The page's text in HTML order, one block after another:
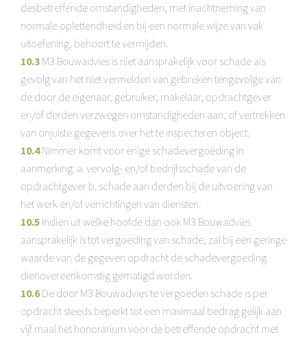
desbetreffende omstandigheden, met inachtneming van
normale oplettendheid en bij een normale wijze van vak
uitoefening, behoort te vermijden.
10.3 M3 Bouwadvies is niet aansprakelijk voor schade als
gevolg van het niet vermelden van gebreken tengevolge van
de door de eigenaar, gebruiker, makelaar, opdrachtgever
en/of derden verzwegen omstandigheden aan, of vertrekken
van onjuiste gegevens over het te inspecteren object.
10.4Nimmer komt voor enige schadevergoeding in
aanmerking: a. vervolg- en/of bedrijfsschade van de
opdrachtgever b. schade aan derden bij de uitvoering van
het werk en/of verrichtingen van diensten.
10.5 Indien uit welke hoofde dan ook M3 Bouwadvies
aansprakelijk is tot vergoeding van schade, zal bij een geringe
waarde van de gegeven opdracht de schadevergoeding
dienovereenkomstig gematigd worden.
10.6De door M3 Bouwadvies te vergoeden schade is per
opdracht steeds beperkt tot een maximaal bedrag gelijk aan
vijf maal het honorarium voor de betreffende opdracht met